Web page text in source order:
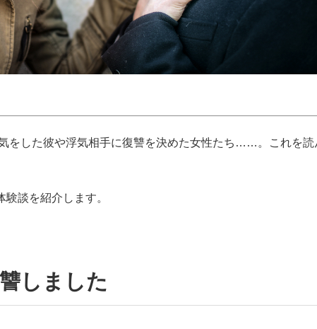
をした彼や浮気相手に復讐を決めた女性たち……。これを読
談を紹介します。
しました